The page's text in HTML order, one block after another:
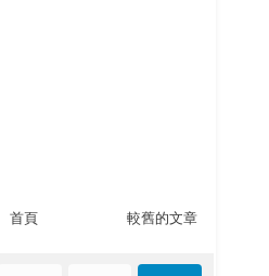
較舊的文章
首頁